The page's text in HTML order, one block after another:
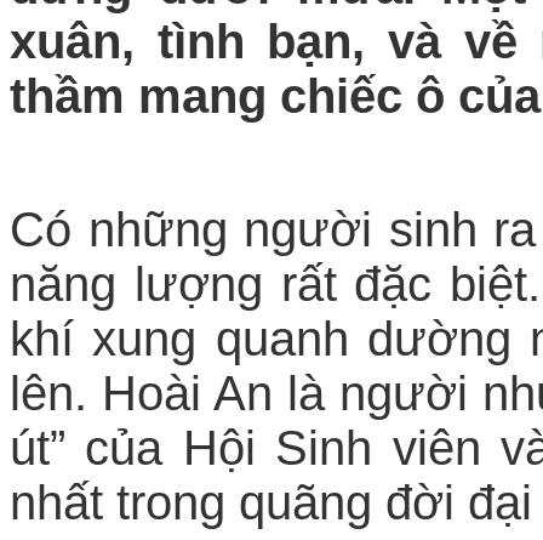
xuân, tình bạn, và
thầm mang chiếc ô
Có những người sinh
năng lượng rất đặc
khí xung quanh dường
lên. Hoài An là người
út” của Hội Sinh viên
nhất trong quãng đời